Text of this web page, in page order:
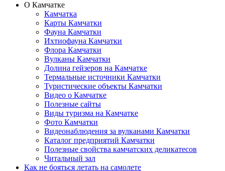
О Камчатке
Камчатка
Карты Камчатки
Фауна Камчатки
Ихтиофауна Камчатки
Флора Камчатки
Вулканы Камчатки
Долина гейзеров на Камчатке
Термальные источники Камчатки
Туристические объекты Камчатки
Видео о Камчатке
Полезные сайты
Виды туризма на Камчатке
Фото Камчатки
Видеонаблюдения за вулканами Камчатки
Каталог предприятий Камчатки
Полезные свойства камчатских деликатесов
Читальный зал
Как не бояться летать на самолете